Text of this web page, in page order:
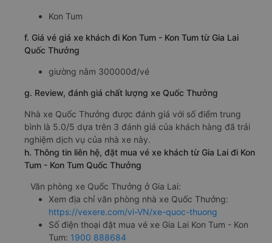
Kon Tum
f. Giá vé giá xe khách đi Kon Tum - Kon Tum từ Gia Lai
Quốc Thưởng
giường nằm 300000đ/vé
g. Review, đánh giá chất lượng xe Quốc Thưởng
Nhà xe Quốc Thưởng được đánh giá với số điểm trung
bình là 5.0/5 dựa trên 3 đánh giá của khách hàng đã trải
nghiệm dịch vụ của nhà xe này.
h. Thông tin liên hệ, đặt mua vé xe khách từ Gia Lai đi Kon
Tum - Kon Tum Quốc Thưởng
Văn phòng xe Quốc Thưởng ở Gia Lai:
Xem địa chỉ văn phòng nhà xe Quốc Thưởng:
https://vexere.com/vi-VN/xe-quoc-thuong
Số điện thoại đặt mua vé xe Gia Lai Kon Tum - Kon
Tum: 1900 888684